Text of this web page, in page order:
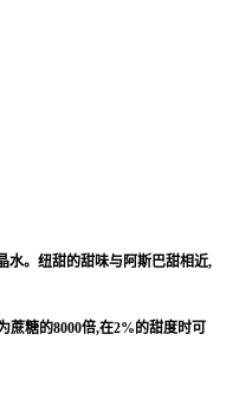
水。纽甜的甜味与阿斯巴甜相近,
蔗糖的8000倍,在2%的甜度时可